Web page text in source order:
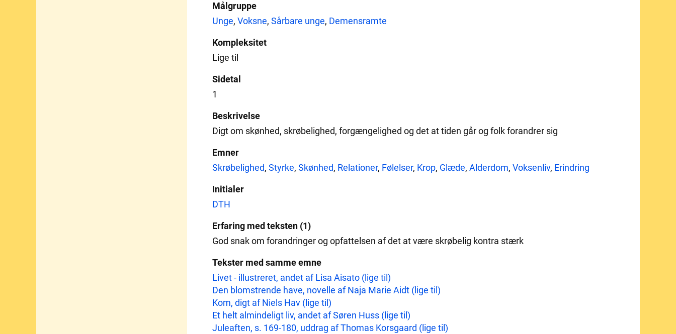
Målgruppe
Unge, Voksne, Sårbare unge, Demensramte
Kompleksitet
Lige til
Sidetal
1
Beskrivelse
Digt om skønhed, skrøbelighed, forgængelighed og det at tiden går og folk forandrer sig
Emner
Skrøbelighed, Styrke, Skønhed, Relationer, Følelser, Krop, Glæde, Alderdom, Voksenliv, Erindring
Initialer
DTH
Erfaring med teksten (1)
God snak om forandringer og opfattelsen af det at være skrøbelig kontra stærk
Tekster med samme emne
Livet - illustreret, andet af Lisa Aisato (lige til)
Den blomstrende have, novelle af Naja Marie Aidt (lige til)
Kom, digt af Niels Hav (lige til)
Et helt almindeligt liv, andet af Søren Huss (lige til)
Juleaften, s. 169-180, uddrag af Thomas Korsgaard (lige til)